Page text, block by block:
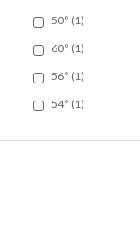
50° (1)
60° (1)
56° (1)
54° (1)